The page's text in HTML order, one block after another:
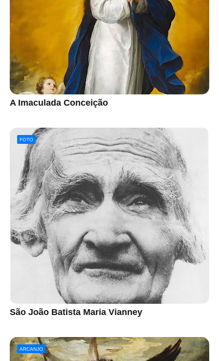
A Imaculada Conceição
FOTO
São João Batista Maria Vianney
ARCANJO